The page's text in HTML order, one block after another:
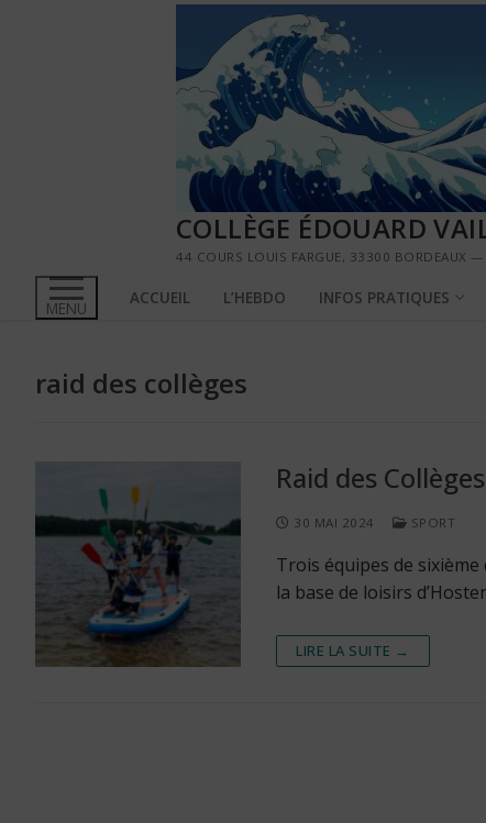
COLLÈGE ÉDOUARD
44 COURS LOUIS FARGUE, 33300 BORDEAUX
MENU ACCUEIL L’HEBDO INFOS PRATIQUES
raid des collèges
Raid des Collèges
30 MAI 2024 SPORT
Trois équipes de
la base de loisirs
LIRE LA SUITE →